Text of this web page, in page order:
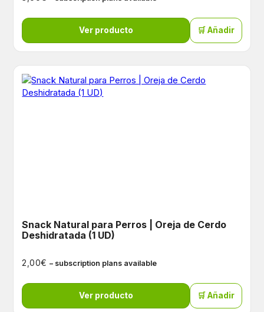
Ver producto 🛒 Añadir
Snack Natural para Perros | Oreja de Cerdo
Deshidratada (1 UD)
2,00€ – subscription plans available
Ver producto 🛒 Añadir